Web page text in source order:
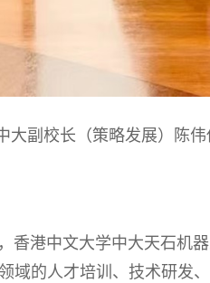
大副校长（策略发展）陈
港中文大学中大天石机器
域的人才培训、技术研发